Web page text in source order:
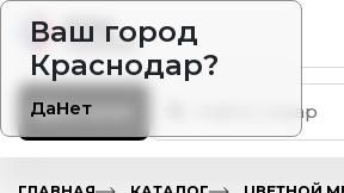
Ваш город
Краснодар?
ДаНет
Каталог